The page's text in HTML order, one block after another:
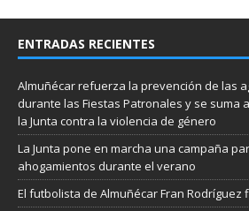
ENTRADAS RECIENTES
Almuñécar refuerza la prevención de las
durante las Fiestas Patronales y se suma
la Junta contra la violencia de género
La Junta pone en marcha una campaña
ahogamientos durante el verano
El futbolista de Almuñécar Fran Rodríguez